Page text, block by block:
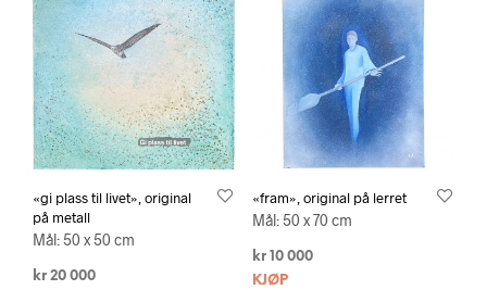
«gi plass til livet», original
på metall
Mål: 50 x 50 cm
kr 20 000
«fram», original på lerret
Mål: 50 x 70 cm
kr10 000
KJØP